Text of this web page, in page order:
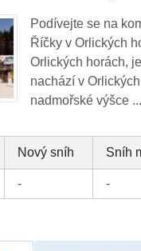
Podívejte se na
Říčky v Orlických
Orlických horách,
nachází v
nadmořské výšce
Nový sníh Sníh
- -